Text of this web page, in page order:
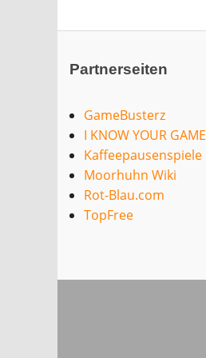
Partnerseiten
GameBusterz
I KNOW YOUR GAME
Kaffeepausenspiele
Moorhuhn Wiki
Rot-Blau.com
TopFree